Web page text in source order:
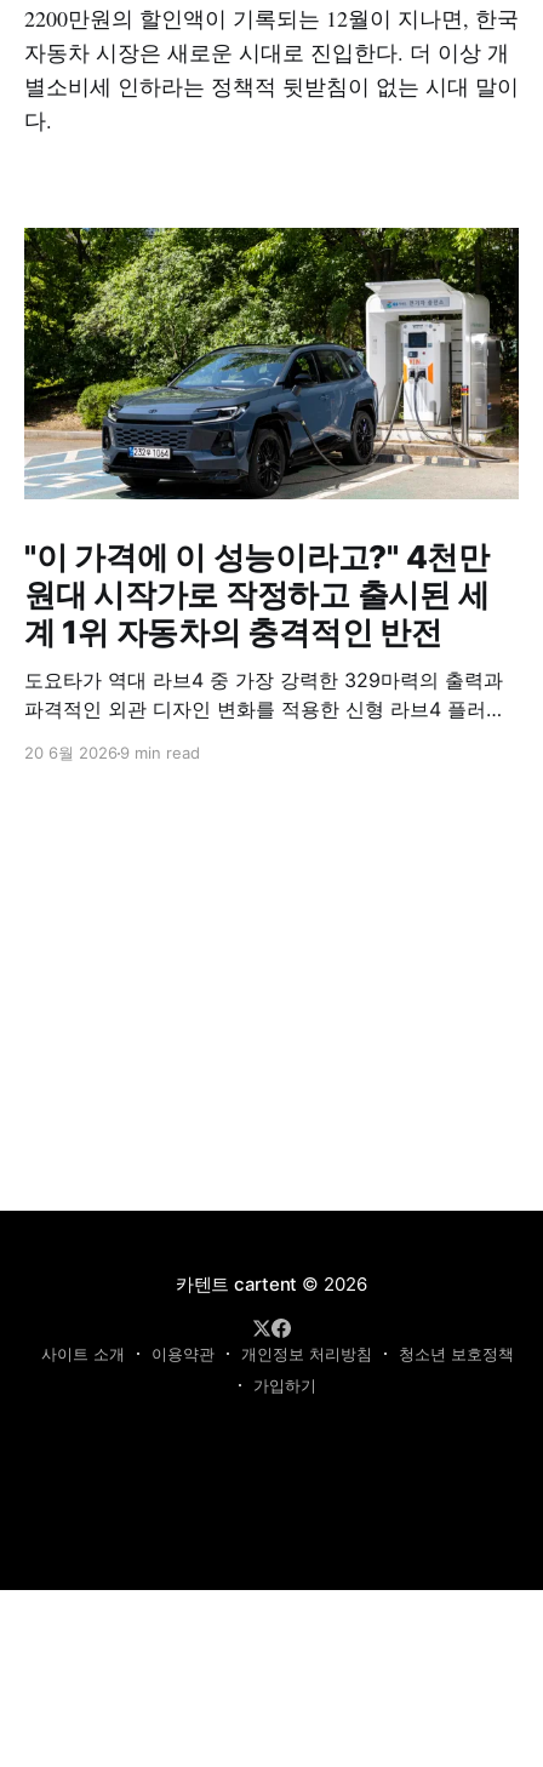
2200만원의 할인액이 기록되는 12월이 지나면, 한국
자동차 시장은 새로운 시대로 진입한다. 더 이상 개
별소비세 인하라는 정책적 뒷받침이 없는 시대 말이
다.
"이 가격에 이 성능이라고?" 4천만
원대 시작가로 작정하고 출시된 세
계 1위 자동차의 충격적인 반전
도요타가 역대 라브4 중 가장 강력한 329마력의 출력과
파격적인 외관 디자인 변화를 적용한 신형 라브4 플러그
충전이 가능하고 전기 모드로만 70km 이상 주행할 수 있
20 6월 2026 9 min read
카텐트 cartent © 2026
사이트 소개 이용약관 개인정보 처리방침
청소년 보호정책
가입하기